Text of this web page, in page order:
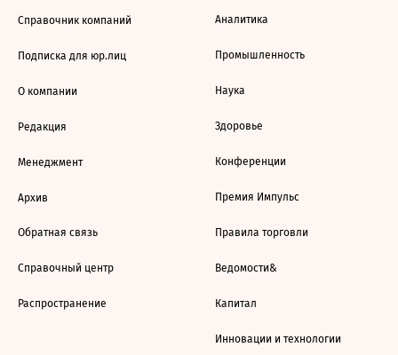
Справочник компаний
Подписка для юр.лиц
О компании
Редакция
Менеджмент
Архив
Обратная связь
Справочный центр
Распространение
Аналитика
Промышленность
Наука
Здоровье
Конференции
Премия Импульс
Правила торговли
Ведомости&
Капитал
Инновации и технологии